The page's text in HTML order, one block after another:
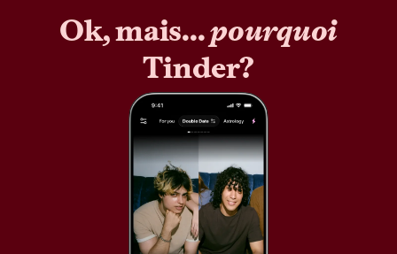
Ok, mais...pourquoi
Tinder?